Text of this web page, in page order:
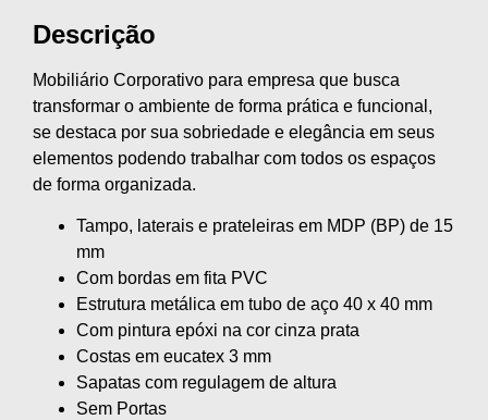
Descrição
Mobiliário Corporativo para empresa que busca
transformar o ambiente de forma prática e funcional,
se destaca por sua sobriedade e elegância em seus
elementos podendo trabalhar com todos os espaços
de forma organizada.
Tampo, laterais e prateleiras em MDP (BP) de 15
mm
Com bordas em fita PVC
Estrutura metálica em tubo de aço 40 x 40 mm
Com pintura epóxi na cor cinza prata
Costas em eucatex 3 mm
Sapatas com regulagem de altura
Sem Portas